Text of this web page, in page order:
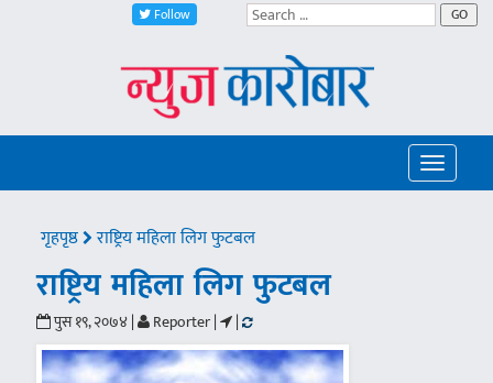
Follow GO
Toggle
गृहपृष्ठ राष्ट्रिय महिला लिग फुटबल
राष्ट्रिय महिला लिग फुटबल
पुस १९, २०७४ | Reporter | |